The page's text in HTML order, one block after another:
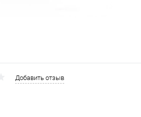
Добавить отзыв